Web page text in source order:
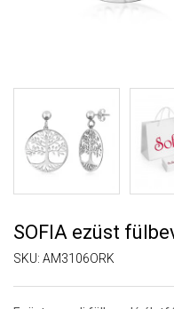
SOFIA ezüst
SKU: AM3106ORK